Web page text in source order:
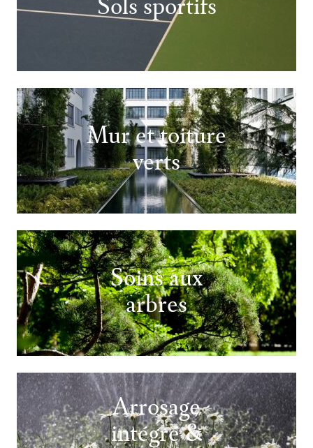
Sols sportifs
Mur et toiture
verts
Soins aux
arbres
Arrosage
intégré &